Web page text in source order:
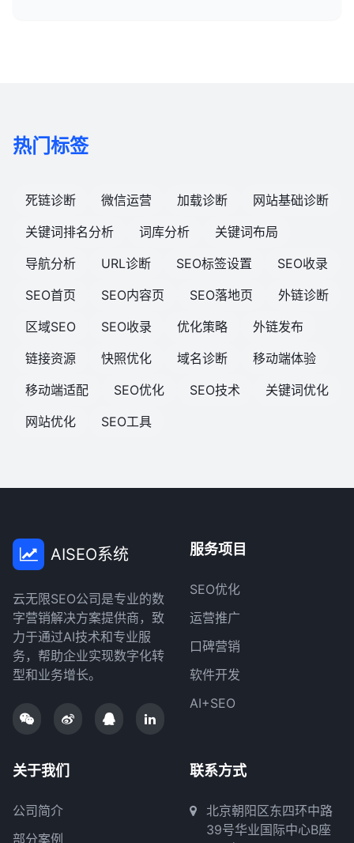
热门标签
死链诊断 微信运营 加载诊断
网站基础诊断
关键词排名分析
词库分析
关键词布局
导航分析
URL诊断 SEO标签设置
SEO收录
SEO首页
SEO内容页 SEO落地页
外链诊断
区域SEO
SEO收录 优化策略
外链发布
链接资源
快照优化 域名诊断
移动端体验
移动端适配
SEO优化 SEO技术
关键词优化
网站优化
SEO工具
AISEO系统
云无限SEO公司是专业的数
字营销解决方案提供商，致
力于通过AI技术和专业服
务，帮助企业实现数字化转
型和业务增长。
服务项目
SEO优化
运营推广
口碑营销
软件开发
AI+SEO
关于我们
公司简介
部分案例
联系方式
北京朝阳区东四环中路
39号华业国际中心B座